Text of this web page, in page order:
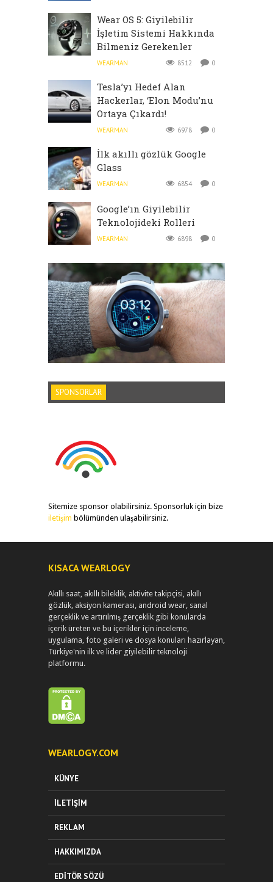
Wear OS 5: Giyilebilir
İşletim Sistemi Hakkında
Bilmeniz Gerekenler
WEARMAN 8512 0
Tesla’yı Hedef Alan
Hackerlar, ‘Elon Modu’nu
Ortaya Çıkardı!
WEARMAN 6978 0
İlk akıllı gözlük Google
Glass
WEARMAN 6854 0
Google’ın Giyilebilir
Teknolojideki Rolleri
WEARMAN 6898 0
SPONSORLAR
Sitemize sponsor olabilirsiniz. Sponsorluk için bize
iletişim bölümünden ulaşabilirsiniz.
KISACA WEARLOGY
Akıllı saat, akıllı bileklik, aktivite takipçisi, akıllı
gözlük, aksiyon kamerası, android wear, sanal
gerçeklik ve artırılmış gerçeklik gibi konularda
içerik üreten ve bu içerikler için inceleme,
uygulama, foto galeri ve dosya konuları hazırlayan,
Türkiye'nin ilk ve lider giyilebilir teknoloji
platformu.
WEARLOGY.COM
KÜNYE
İLETIŞIM
REKLAM
HAKKIMIZDA
EDITÖR SÖZÜ